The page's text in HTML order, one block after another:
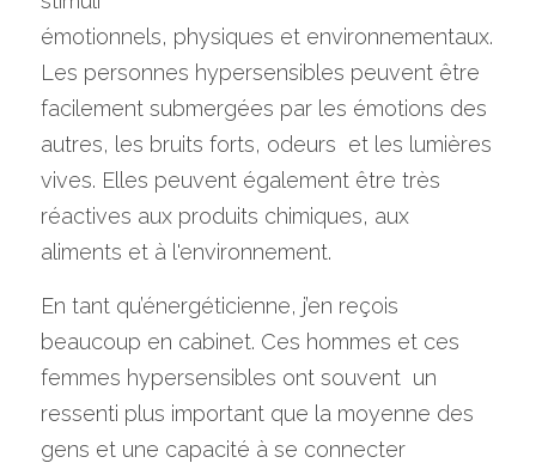
émotionnels, physiques et environnementaux.
Les personnes hypersensibles peuvent être
facilement submergées par les émotions des
autres, les bruits forts, odeurs  et les lumières
vives. Elles peuvent également être très
réactives aux produits chimiques, aux
aliments et à l'environnement.
En tant qu’énergéticienne, j’en reçois
beaucoup en cabinet. Ces hommes et ces
femmes hypersensibles ont souvent  un
ressenti plus important que la moyenne des
gens et une capacité à se connecter